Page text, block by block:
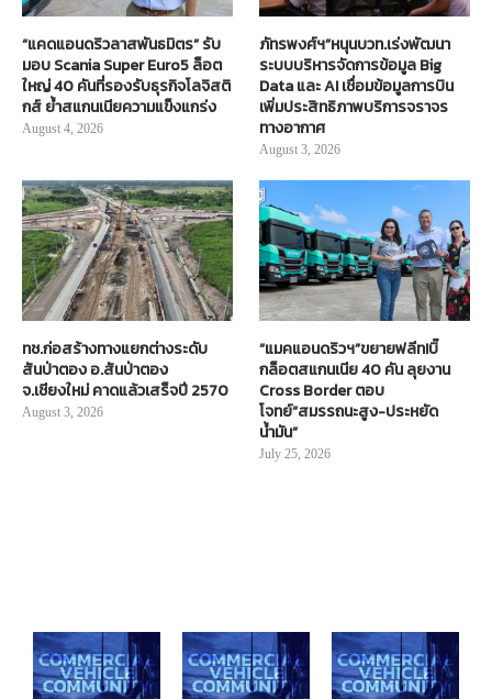
“แคดแอนดริวลาสพันธมิตร” รับ
มอบ Scania Super Euro5 ล็อต
ใหญ่ 40 คันที่รองรับธุรกิจโลจิสติ
กส์ ย้ำสแกนเนียความแข็งแกร่ง
August 4, 2026
ภัทรพงศ์ฯ”หนุนบวท.เร่งพัฒนา
ระบบบริหารจัดการข้อมูล Big
Data และ AI เชื่อมข้อมูลการบิน
เพิ่มประสิทธิภาพบริการจราจร
ทางอากาศ
August 3, 2026
ทช.ก่อสร้างทางแยกต่างระดับ
สันป่าตอง อ.สันป่าตอง
จ.เชียงใหม่ คาดแล้วเสร็จปี 2570
August 3, 2026
“แมคแอนดริวฯ”ขยายฟลีท!บิ๊
กล็อตสแกนเนีย 40 คัน ลุยงาน
Cross Border ตอบ
โจทย์“สมรรถนะสูง-ประหยัด
น้ำมัน”
July 25, 2026